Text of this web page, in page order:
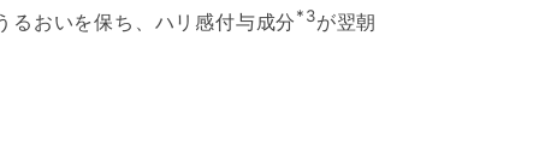
るおいを保ち、ハリ感付与成分*3が翌朝